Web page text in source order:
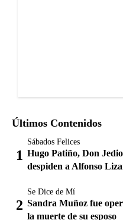
Últimos Contenidos
Sábados Felices
Hugo Patiño, Don
despiden a Alfonso
Se Dice de Mí
Sandra Muñoz fue
la muerte de su esposo